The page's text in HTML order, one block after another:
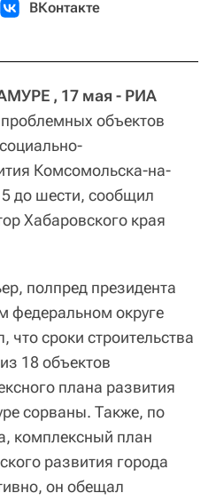
ВКонтакте
, 17 мая - РИА
объектов
Комсомольска-на-
до шести, сообщил
Хабаровского края
полпред президента
федеральном округе
сроки строительства
18 объектов
плана развития
сорваны. Также, по
комплексный план
развития города
он обещал